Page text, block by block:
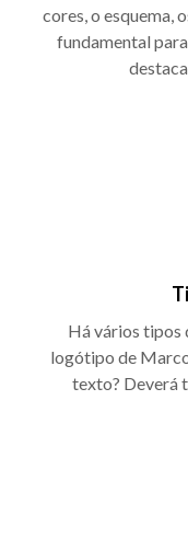
cores, o esquema,
fundamental
Há vários tipos
logótipo de
texto? Deverá